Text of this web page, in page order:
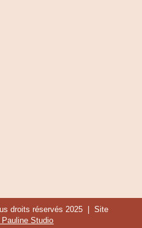
droits réservés 2025 | Site
Studio